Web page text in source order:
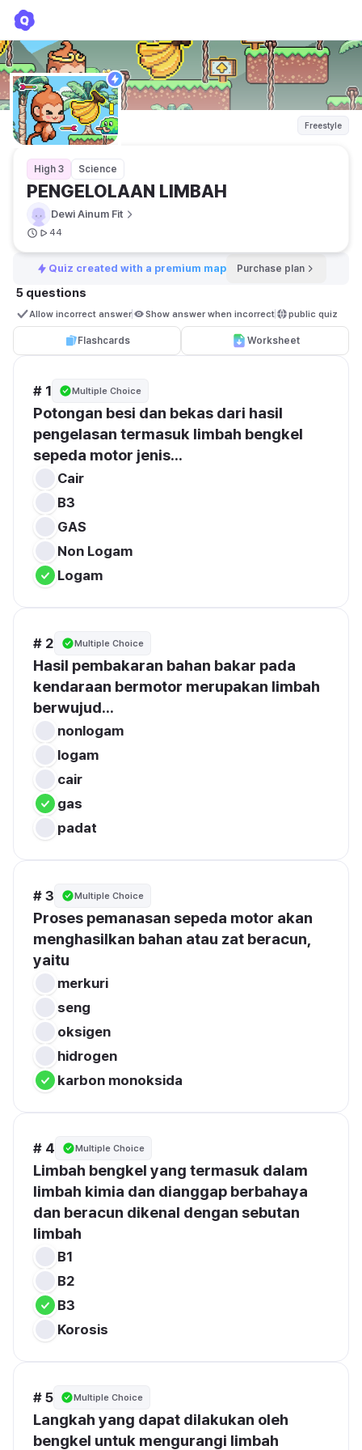
Freestyle
High 3 Science
PENGELOLAAN LIMBAH
Dewi Ainum Fit
44
Quiz created with a premium map Purchase plan
5 questions
Allow incorrect answer Show answer when incorrect public quiz
Flashcards Worksheet
# 1 Multiple Choice
Potongan besi dan bekas dari hasil
pengelasan termasuk limbah bengkel
sepeda motor jenis...
Cair
# 2 Multiple Choice
Hasil pembakaran bahan bakar pada
kendaraan bermotor merupakan limbah
berwujud...
nonlogam
logam
cair
gas
padat
# 3 Multiple Choice
Proses pemanasan sepeda motor akan
menghasilkan bahan atau zat beracun,
yaitu
merkuri
seng
oksigen
hidrogen
karbon monoksida
# 4 Multiple Choice
Limbah bengkel yang termasuk dalam
limbah kimia dan dianggap berbahaya
dan beracun dikenal dengan sebutan
limbah
B1
B2
B3
Korosis
# 5 Multiple Choice
Langkah yang dapat dilakukan oleh
bengkel untuk mengurangi limbah